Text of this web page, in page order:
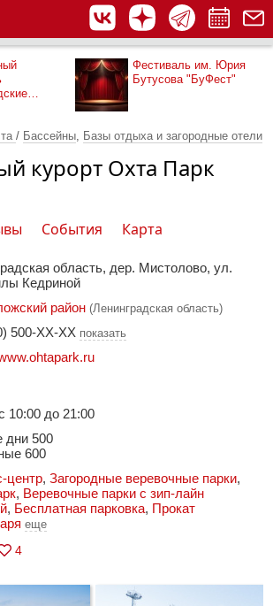
Фестиваль им. Юрия
Бутусова "БуФест"
/ Бассейны, Базы отдыха и загородные отели
курорт Охта Парк
События Карта
область, дер. Мистолово, ул.
Кедриной
район (Ленинградская область)
500-XX-XX показать
10:00 до 21:00
дни 500
600
центр, Загородные веревочные парки,
, Веревочные парки с зип-лайн
, Бесплатная парковка, Прокат
еще
4